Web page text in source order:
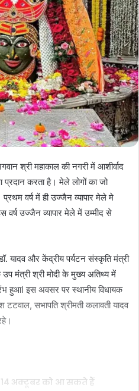
श्री महाकाल की नगरी में आशीर्वाद
प्रदान करता है। मेले लोगों का जो
प्रथम वर्ष में ही उज्जैन व्यापार मेले मे
वर्ष उज्जैन व्यापार मेले में उम्मीद से
यादव और केंद्रीय पर्यटन संस्कृति मंत्री
मंत्री श्री मोदी के मुख्य अतिथ्य में
हुआl इस अवसर पर स्थानीय विधायक
सभापति श्रीमती कलावती यादव
14 अक्टूबर को आ सकते हैं